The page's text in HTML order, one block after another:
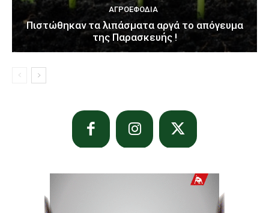
ΑΓΡΟΕΦΌΔΙΑ
Πιστώθηκαν τα λιπάσματα αργά το απόγευμα
της Παρασκευής !